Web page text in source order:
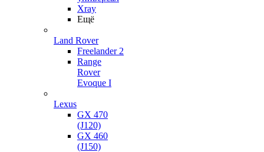
Xray
Ещё
Land Rover
Freelander 2
Range
Rover
Evoque I
Lexus
GX 470
(J120)
GX 460
(J150)